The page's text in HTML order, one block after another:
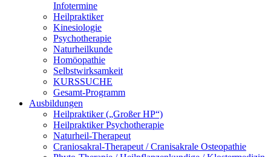
Infotermine
Heilpraktiker
Kinesiologie
Psychotherapie
Naturheilkunde
Homöopathie
Selbstwirksamkeit
KURSSUCHE
Gesamt-Programm
Ausbildungen
Heilpraktiker („Großer HP“)
Heilpraktiker Psychotherapie
Naturheil-Therapeut
Craniosakral-Therapeut / Cranisakrale Osteopathie